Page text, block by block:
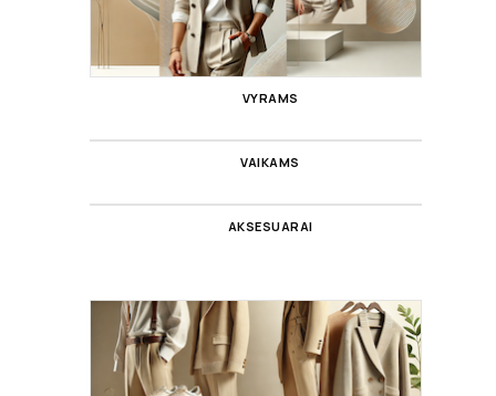
VYRAMS
VAIKAMS
AKSESUARAI